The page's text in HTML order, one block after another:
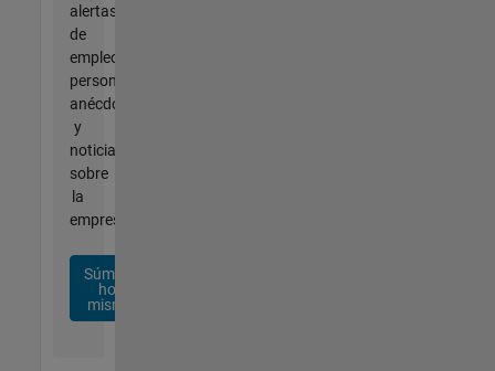
alertas
de
empleo
personalizadas,
anécdotas
y
noticias
sobre
la
empresa.
Súmese
hoy
mismo